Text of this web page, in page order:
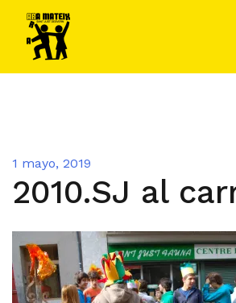
contenido
1 mayo, 2019
2010.SJ al